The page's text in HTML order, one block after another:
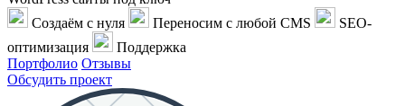
Создаём с нуля
Переносим с любой CMS
SEO-
оптимизация
Поддержка
Портфолио Отзывы
Обсудить проект